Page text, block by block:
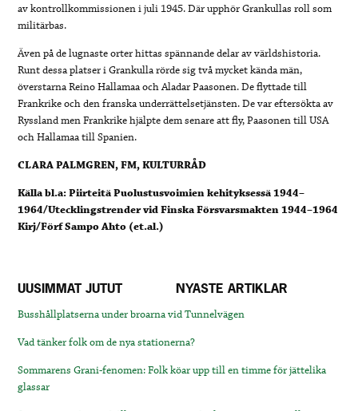
av kontrollkommissionen i juli 1945. Där upphör Grankullas roll som
militärbas.
Även på de lugnaste orter hittas spännande delar av världshistoria.
Runt dessa platser i Grankulla rörde sig två mycket kända män,
överstarna Reino Hallamaa och Aladar Paasonen. De flyttade till
Frankrike och den franska underrättelsetjänsten. De var eftersökta av
Ryssland men Frankrike hjälpte dem senare att fly, Paasonen till USA
och Hallamaa till Spanien.
CLARA PALMGREN, FM, KULTURRÅD
Källa bl.a: Piirteitä Puolustusvoimien kehityksessä 1944–
1964/Utecklingstrender vid Finska Försvarsmakten 1944–1964
Kirj/Förf Sampo Ahto (et.al.)
UUSIMMAT JUTUT NYASTE ARTIKLAR
Busshållplatserna under broarna vid Tunnelvägen
Vad tänker folk om de nya stationerna?
Sommarens Grani-fenomen: Folk köar upp till en timme för jättelika
glassar